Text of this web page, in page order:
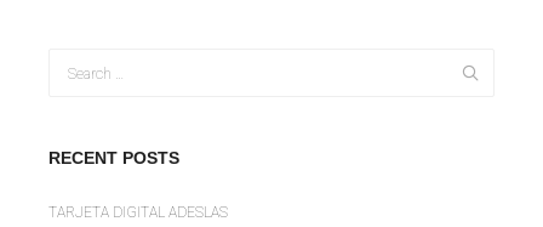
RECENT POSTS
TARJETA DIGITAL ADESLAS